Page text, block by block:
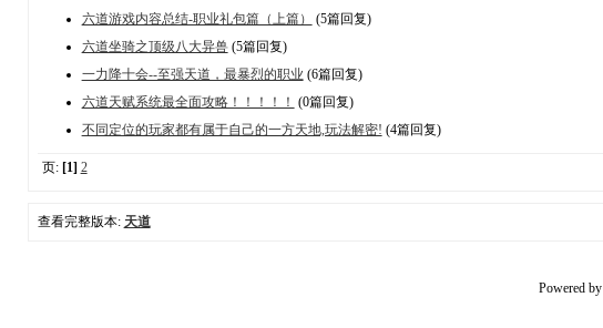
六道游戏内容总结-职业礼包篇（上篇）
(5篇回复)
六道坐骑之顶级八大异兽(5篇回复)
一力降十会--至强天道，最暴烈的职业 (6篇回复)
六道天赋系统最全面攻略！！！！！ (0篇回复)
不同定位的玩家都有属于自己的一方天地,玩法解密! (4篇回复)
页: [1] 2
查看完整版本: 天道
Powered by